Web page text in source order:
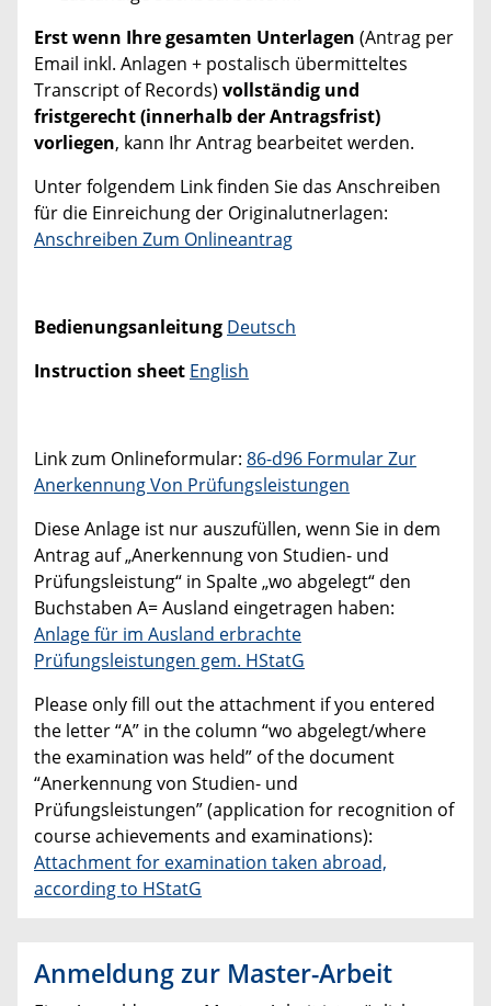
Erst wenn Ihre gesamten Unterlagen (Antrag per
Email inkl. Anlagen + postalisch übermitteltes
Transcript of Records) vollständig und
fristgerecht (innerhalb der Antragsfrist)
vorliegen, kann Ihr Antrag bearbeitet werden.
Unter folgendem Link finden Sie das Anschreiben
für die Einreichung der Originalutnerlagen:
Anschreiben Zum Onlineantrag
Bedienungsanleitung Deutsch
Instruction sheet English
Link zum Onlineformular: 86-d96 Formular Zur
Anerkennung Von Prüfungsleistungen
Diese Anlage ist nur auszufüllen, wenn Sie in dem
Antrag auf „Anerkennung von Studien- und
Prüfungsleistung“ in Spalte „wo abgelegt“ den
Buchstaben A= Ausland eingetragen haben:
Anlage für im Ausland erbrachte
Prüfungsleistungen gem. HStatG
Please only fill out the attachment if you entered
the letter “A” in the column “wo abgelegt/where
the examination was held” of the document
“Anerkennung von Studien- und
Prüfungsleistungen” (application for recognition of
course achievements and examinations):
Attachment for examination taken abroad,
according to HStatG
Anmeldung zur Master-Arbeit